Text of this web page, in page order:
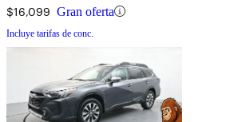
$16,099 Gran oferta
Incluye tarifas de conc.